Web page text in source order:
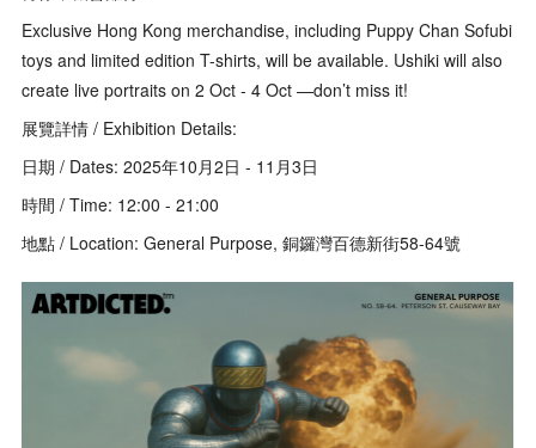
Exclusive Hong Kong merchandise, including Puppy Chan Sofubi
toys and limited edition T-shirts, will be available. Ushiki will also
create live portraits on 2 Oct - 4 Oct —don’t miss it!
展覽詳情 / Exhibition Details:
日期 / Dates: 2025年10月2日 - 11月3日
時間 / Time: 12:00 - 21:00
地點 / Location: General Purpose, 銅鑼灣百德新街58-64號